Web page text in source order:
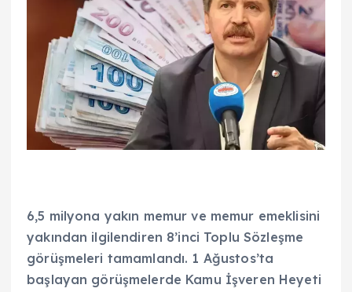
6,5 milyona yakın memur ve memur emeklisini
yakından ilgilendiren 8’inci Toplu Sözleşme
görüşmeleri tamamlandı. 1 Ağustos’ta
başlayan görüşmelerde Kamu İşveren Heyeti